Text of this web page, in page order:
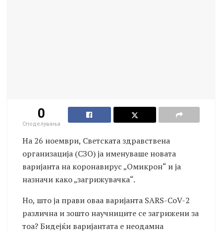
0
Споделувања
На 26 ноември, Светската здравствена
организација (СЗО) ја именуваше новата
варијанта на коронавирус „Омикрон“ и ја
назначи како „загрижувачка“.
Но, што ја прави оваа варијанта SARS-CoV-2
различна и зошто научниците се загрижени за
тоа? Бидејќи варијантата е неодамна